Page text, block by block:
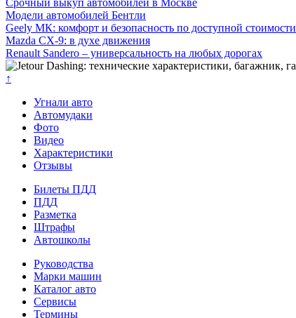
Срочный выкуп автомобилей в Москве
Модели автомобилей Бентли
Geely МК: комфорт и безопасность по доступной стоимости
Mazda CX-9: в духе движения
Renault Sandero – универсальность на любых дорогах
↑
Угнали авто
Автомудаки
Фото
Видео
Характеристики
Отзывы
Билеты ПДД
ПДД
Разметка
Штрафы
Автошколы
Руководства
Марки машин
Каталог авто
Сервисы
Термины